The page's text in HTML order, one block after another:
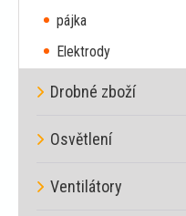
pájka
Elektrody
Drobné zboží
Osvětlení
Ventilátory